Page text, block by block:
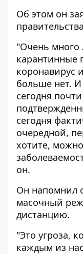
Об этом он
"Очень много
карантинные
коронавирус
больше нет. И
сегодня
сегодня
очередной,
хотите,
он.
Он напомнил
масочный
дистанцию.
"Это угроза,
каждым из